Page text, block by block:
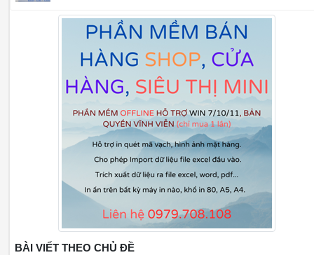
BÀI VIẾT THEO CHỦ ĐỀ